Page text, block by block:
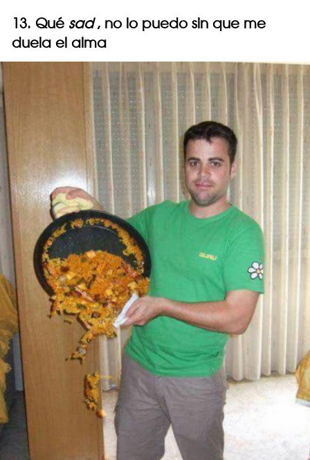
13. Qué sad , no lo puedo sin que me
duela el alma